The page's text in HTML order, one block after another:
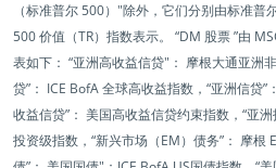
（标准普尔 500）"除外，它们分别由标准普
500 价值（TR）指数表示。 “DM 股票 ”由
表如下： “亚洲高收益信贷"： 摩根大通亚洲
贷”： ICE BofA 全球高收益指数，“亚洲信贷
收益信贷”： 美国高收益信贷约束指数，“亚
投资级指数，“新兴市场（EM）债务”： 摩根